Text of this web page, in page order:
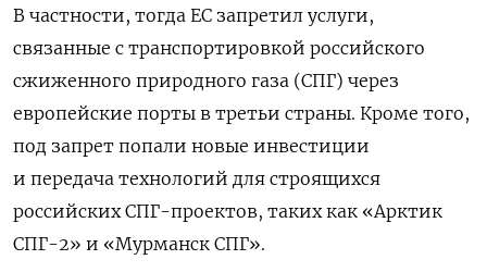
В частности, тогда ЕС запретил услуги,
связанные с транспортировкой российского
сжиженного природного газа (СПГ) через
европейские порты в третьи страны. Кроме того,
под запрет попали новые инвестиции
и передача технологий для строящихся
российских СПГ-проектов, таких как «Арктик
СПГ-2» и «Мурманск СПГ».